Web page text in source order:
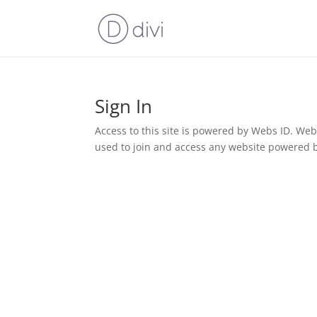
Sign In
Access to this site is powered by Webs ID.
used to join and access any website powered